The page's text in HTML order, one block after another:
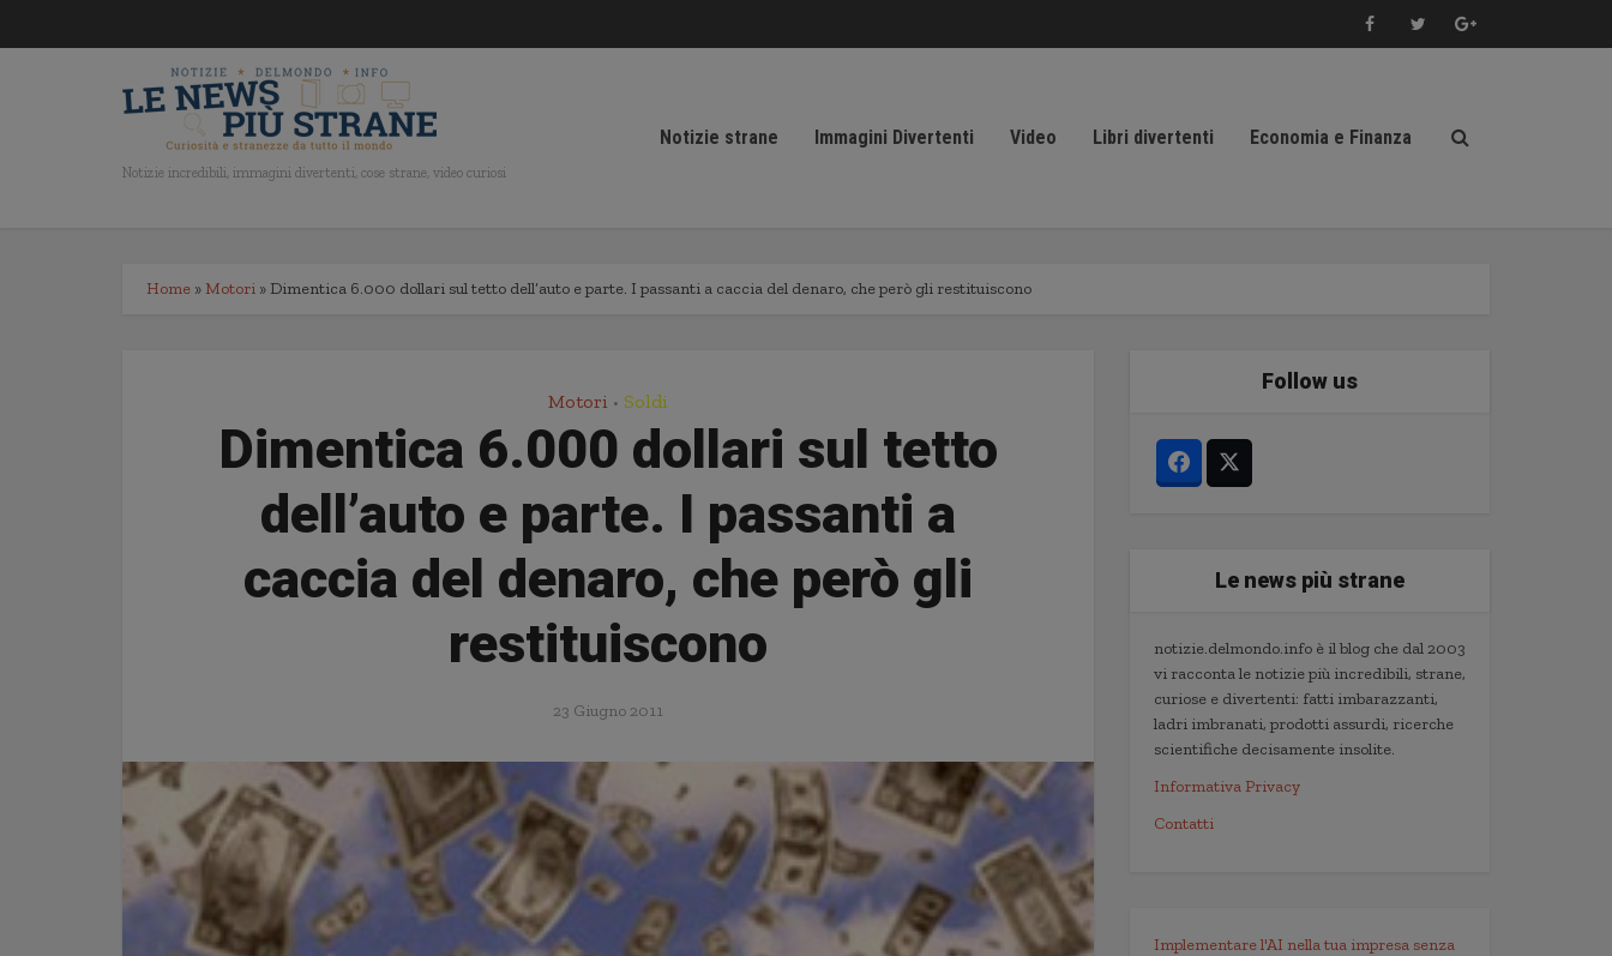
Notizie incredibili, immagini divertenti, cose strane, video curiosi
Notizie strane Immagini Divertenti Video Libri divertenti Economia e Finanza
Home » Motori » Dimentica 6.000 dollari sul tetto dell’auto e parte. I passanti a caccia del denaro, che però gli restituiscono
Motori • Soldi
Dimentica 6.000 dollari sul tetto
dell’auto e parte. I passanti a
caccia del denaro, che però gli
restituiscono
23 Giugno 2011
Follow us
Le news più strane
notizie.delmondo.info è il blog che dal 2003
vi racconta le notizie più incredibili, strane,
curiose e divertenti: fatti imbarazzanti,
ladri imbranati, prodotti assurdi, ricerche
scientifiche decisamente insolite.
Informativa Privacy
Contatti
Implementare l'AI nella tua impresa senza